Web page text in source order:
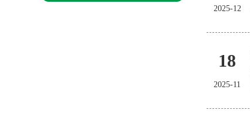
2025-12
18
2025-11